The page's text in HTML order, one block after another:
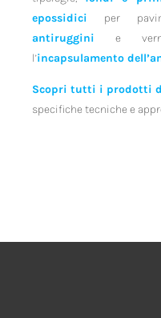
epossidici per
antiruggini e
l’incapsulamento
Scopri tutti i prodotti
specifiche tecniche e